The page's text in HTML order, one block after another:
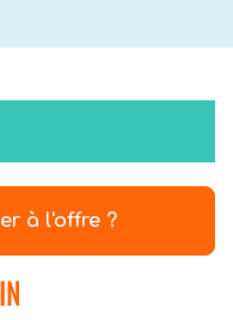
à l'offre ?